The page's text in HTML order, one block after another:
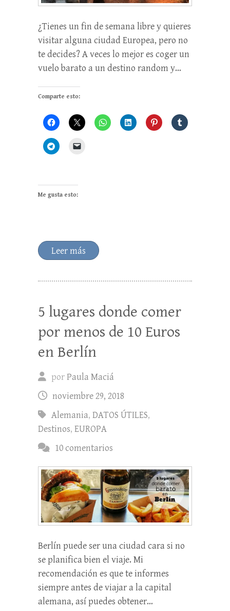
¿Tienes un fin de semana libre y quieres
visitar alguna ciudad Europea, pero no
te decides? A veces lo mejor es coger un
vuelo barato a un destino random y…
Comparte esto:
Me gusta esto:
Leer más
5 lugares donde comer
por menos de 10 Euros
en Berlín
porPaula Maciá
noviembre 29, 2018
Alemania, DATOS ÚTILES,
Destinos, EUROPA
10 comentarios
Berlín puede ser una ciudad cara si no
se planifica bien el viaje. Mi
recomendación es que te informes
siempre antes de viajar a la capital
alemana, así puedes obtener…